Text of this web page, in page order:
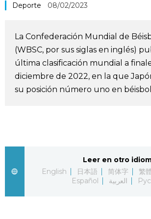
Vídeos e imágenes
En profundidad
Fragmentos de Japón
Deporte 08/02/2023
La Confederación Mundial de
(WBSC, por sus siglas en inglés)
última clasificación mundial a
diciembre de 2022, en la que
su posición número uno en
Leer en otro
English
日本語 简体字 繁
Español
العربية